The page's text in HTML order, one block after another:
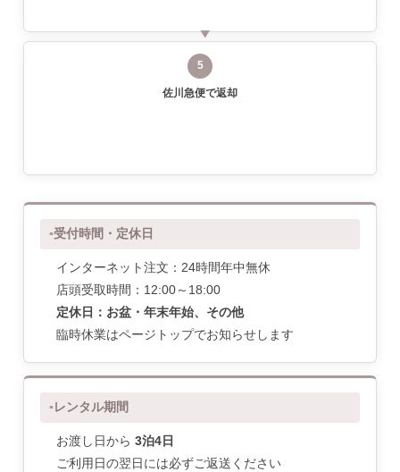
5
佐川急便で返却
受付時間・定休日
インターネット注文：24時間年中無休
店頭受取時間：12:00～18:00
定休日：お盆・年末年始、その他
臨時休業はページトップでお知らせします
レンタル期間
お渡し日から3泊4日
ご利用日の翌日には必ずご返送ください